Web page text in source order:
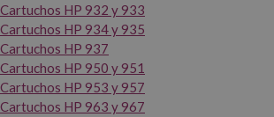
Cartuchos HP 932 y 933
Cartuchos HP 934 y 935
Cartuchos HP 937
Cartuchos HP 950 y 951
Cartuchos HP 953 y 957
Cartuchos HP 963 y 967